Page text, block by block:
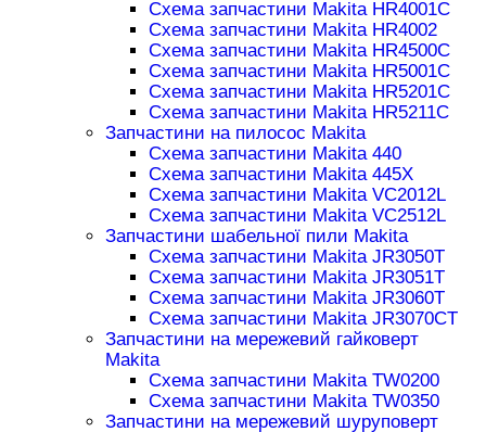
Схема запчастини Makita HR4001C
Схема запчастини Makita HR4002
Схема запчастини Makita HR4500C
Схема запчастини Makita HR5001C
Схема запчастини Makita HR5201C
Схема запчастини Makita HR5211C
Запчастини на пилосос Makita
Схема запчастини Makita 440
Схема запчастини Makita 445X
Схема запчастини Makita VC2012L
Схема запчастини Makita VC2512L
Запчастини шабельної пили Makita
Схема запчастини Makita JR3050T
Схема запчастини Makita JR3051T
Схема запчастини Makita JR3060T
Схема запчастини Makita JR3070CT
Запчастини на мережевий гайковерт
Makita
Схема запчастини Makita TW0200
Схема запчастини Makita TW0350
Запчастини на мережевий шуруповерт